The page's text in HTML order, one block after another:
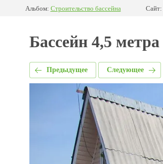
Альбом: Строительство бассейна Сайт:
Бассейн 4,5 метра
Предыдущее Следующее